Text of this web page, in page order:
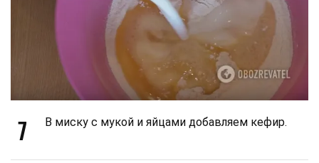
7 В миску с мукой и яйцами добавляем кефир.